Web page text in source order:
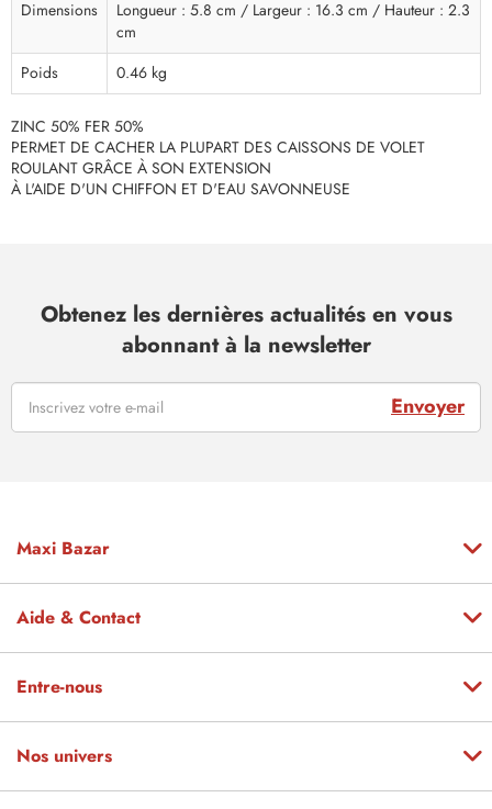
Dimensions
Longueur : 5.8 cm / Largeur : 16.3 cm / Hauteur : 2.3
cm
Poids
0.46 kg
ZINC 50% FER 50%
PERMET DE CACHER LA PLUPART DES CAISSONS DE VOLET
ROULANT GRÂCE À SON EXTENSION
À L'AIDE D'UN CHIFFON ET D'EAU SAVONNEUSE
Obtenez les dernières actualités en vous
abonnant à la newsletter
Envoyer
Maxi Bazar
Aide & Contact
Entre-nous
Nos univers